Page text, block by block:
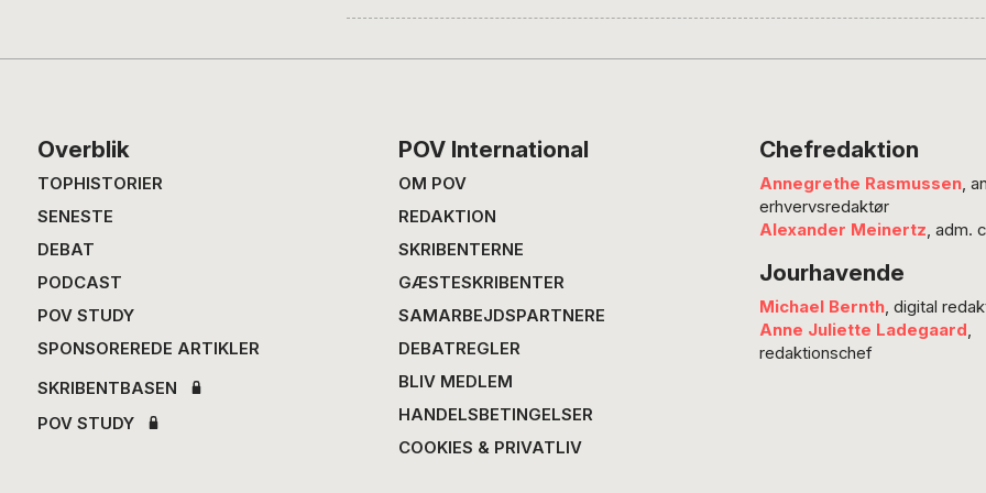
smule for alt det andet, vinområdet
Footer
Overblik
TOPHISTORIER
SENESTE
DEBAT
PODCAST
POV STUDY
SPONSOREREDE ARTIKLER
SKRIBENTBASEN
POV STUDY
POV International
OM POV
REDAKTION
SKRIBENTERNE
GÆSTESKRIBENTER
SAMARBEJDSPARTNERE
DEBATREGLER
BLIV MEDLEM
HANDELSBETINGELSER
COOKIES & PRIVATLIV
Chefredaktion
Annegrethe Rasmussen,
erhvervsredaktør
Alexander Meinertz, adm.
Jourhavende
Michael Bernth, digital
Anne Juliette Ladegaard,
redaktionschef